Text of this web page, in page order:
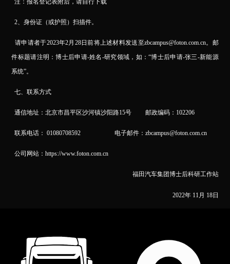
注：报名登记表附后，请自行下载
2、身份证（或护照）扫描件。
请申请者于2023年2月28日前将上述材料发送至zbcampus@foton.com.cn。邮
件标题请注明：博士后申请-姓名-研究领域，如：“博士后申请-张三-新能源
系统”。
七、联系方式
通信地址：北京市昌平区沙河镇沙阳路15号 邮政编码：102206
联系电话： 01080708592 电子邮件：zbcampus@foton.com.cn
公司网站：https://www.foton.com.cn
福田汽车集团博士后科研工作站
2022年 11月 18日